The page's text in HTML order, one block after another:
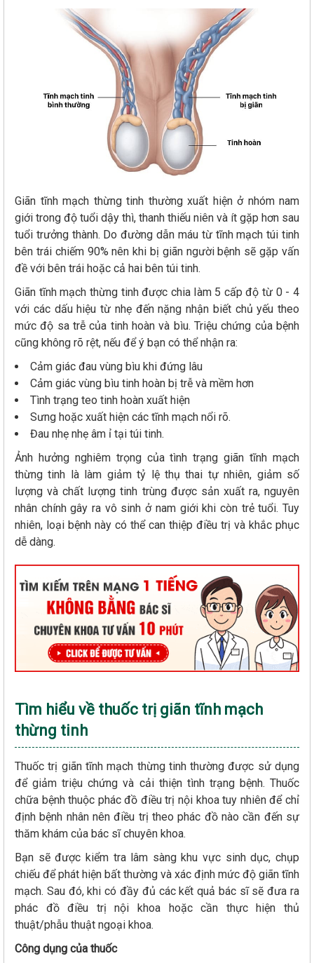
Giãn tĩnh mạch thừng tinh thường xuất hiện ở nhóm nam
giới trong độ tuổi dậy thì, thanh thiếu niên và ít gặp hơn sau
tuổi trưởng thành. Do đường dẫn máu từ tĩnh mạch túi tinh
bên trái chiếm 90% nên khi bị giãn người bệnh sẽ gặp vấn
đề với bên trái hoặc cả hai bên túi tinh.
Giãn tĩnh mạch thừng tinh được chia làm 5 cấp độ từ 0 - 4
với các dấu hiệu từ nhẹ đến nặng nhận biết chủ yếu theo
mức độ sa trễ của tinh hoàn và bìu. Triệu chứng của bệnh
cũng không rõ rệt, nếu để ý bạn có thể nhận ra:
Cảm giác đau vùng bìu khi đứng lâu
Cảm giác vùng bìu tinh hoàn bị trễ và mềm hơn
Tình trạng teo tinh hoàn xuất hiện
Sưng hoặc xuất hiện các tĩnh mạch nổi rõ.
Đau nhẹ nhẹ âm ỉ tại túi tinh.
Ảnh hưởng nghiêm trọng của tình trạng giãn tĩnh mạch
thừng tinh là làm giảm tỷ lệ thụ thai tự nhiên, giảm số
lượng và chất lượng tinh trùng được sản xuất ra, nguyên
nhân chính gây ra vô sinh ở nam giới khi còn trẻ tuổi. Tuy
nhiên, loại bệnh này có thể can thiệp điều trị và khắc phục
dễ dàng.
Tìm hiểu về thuốc trị giãn tĩnh mạch
thừng tinh
Thuốc trị giãn tĩnh mạch thừng tinh thường được sử dụng
để giảm triệu chứng và cải thiện tình trạng bệnh. Thuốc
chữa bệnh thuộc phác đồ điều trị nội khoa tuy nhiên để chỉ
định bệnh nhân nên điều trị theo phác đồ nào cần đến sự
thăm khám của bác sĩ chuyên khoa.
Bạn sẽ được kiểm tra lâm sàng khu vực sinh dục, chụp
chiếu để phát hiện bất thường và xác định mức độ giãn tĩnh
mạch. Sau đó, khi có đầy đủ các kết quả bác sĩ sẽ đưa ra
phác đồ điều trị nội khoa hoặc cần thực hiện thủ
thuật/phẫu thuật ngoại khoa.
Công dụng của thuốc